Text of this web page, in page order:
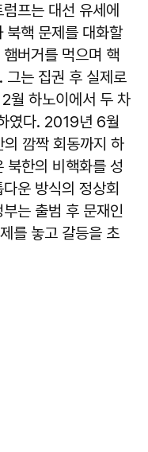
프는 대선 유세에
북핵 문제를 대화할
버거를 먹으며 핵
그는 집권 후 실제로
월 하노이에서 두 차
였다. 2019년 6월
의 깜짝 회동까지 하
북한의 비핵화를 성
운 방식의 정상회
는 출범 후 문재인
를 놓고 갈등을 초